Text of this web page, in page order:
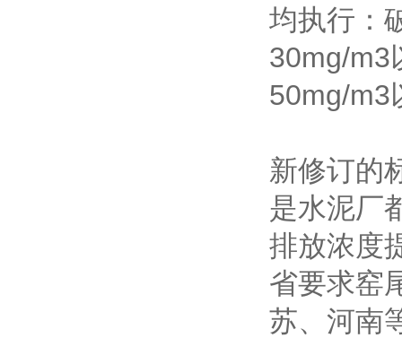
均执行：
30mg/m3
50mg/m3
新修订的
是水泥厂
排放浓度
省要求窑
苏、河南